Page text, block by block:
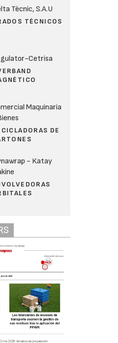
Tècnic, S.A.U
TÉCNICOS
Cetrisa
Maquinaria
DE
- Katay